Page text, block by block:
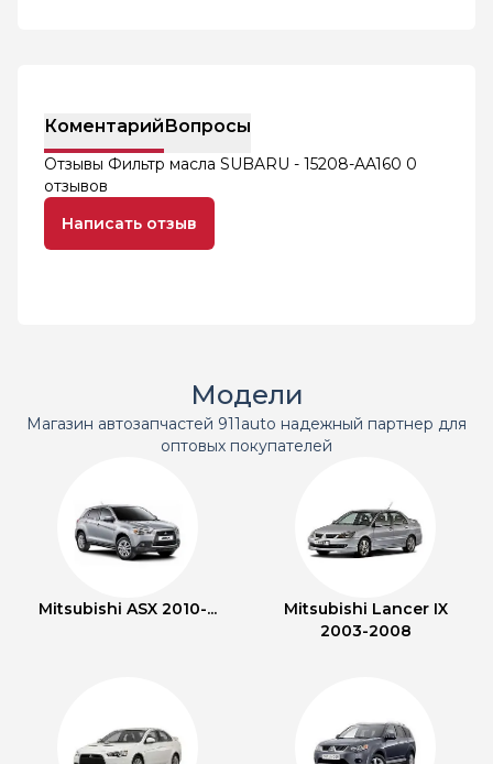
КоментарийВопросы
Отзывы Фильтр масла SUBARU - 15208-AA160 0
отзывов
Написать отзыв
Модели
Магазин автозапчастей 911auto надежный партнер для
оптовых покупателей
Mitsubishi ASX 2010-...
Mitsubishi Lancer IX
2003-2008